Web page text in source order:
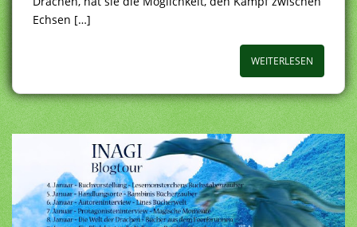
Echsen […]
WEITERLESEN